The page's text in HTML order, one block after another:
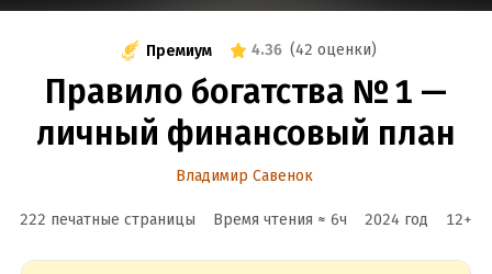
Премиум 4.36 (42 оценки)
Правило богатства № 1 —
личный финансовый план
Владимир Савенок
222 печатные страницы Время чтения ≈ 6ч 2024 год 12+